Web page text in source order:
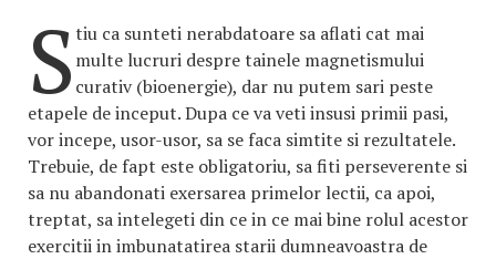
Stiu ca sunteti nerabdatoare sa aflati cat mai
multe lucruri despre tainele magnetismului
curativ (bioenergie), dar nu putem sari peste
etapele de inceput. Dupa ce va veti insusi primii pasi,
vor incepe, usor-usor, sa se faca simtite si rezultatele.
Trebuie, de fapt este obligatoriu, sa fiti perseverente si
sa nu abandonati exersarea primelor lectii, ca apoi,
treptat, sa intelegeti din ce in ce mai bine rolul acestor
exercitii in imbunatatirea starii dumneavoastra de